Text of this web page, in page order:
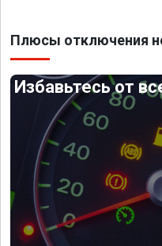
Плюсы отключения
Избавьтесь от